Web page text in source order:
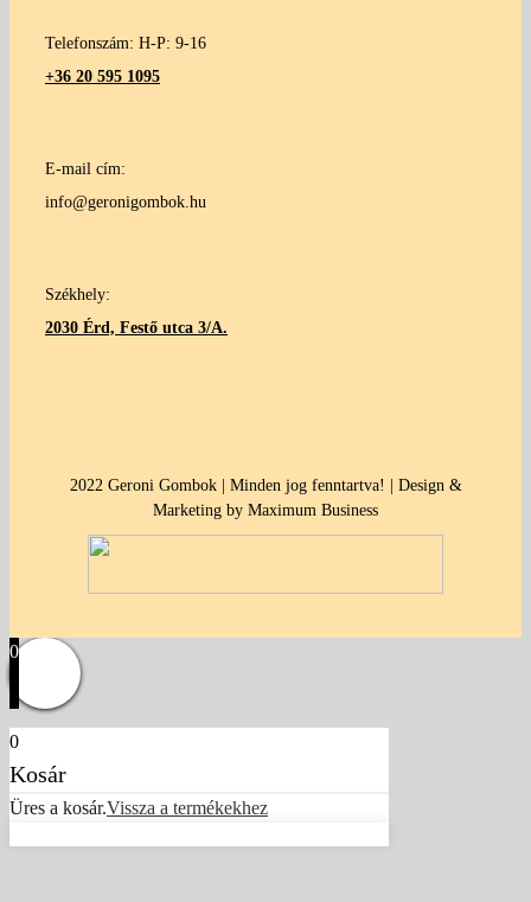
Telefonszám: H-P: 9-16
+36 20 595 1095
E-mail cím:
info@geronigombok.hu
Székhely:
2030 Érd, Festő utca 3/A.
2022 Geroni Gombok | Minden jog fenntartva! | Design &
Marketing by Maximum Business
0
0
Kosár
Üres a kosár.Vissza a termékekhez